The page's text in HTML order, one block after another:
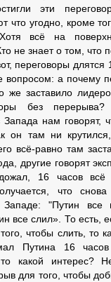
эти
что угодно, кроме
всё на
не знает о том, что
переговоры длятся
вопросом: а почему
же заставило
без
нам говорят,
он там ни
всё-равно там
другие говорят
16 часов
что
Западе: "Путин
все слил». То есть,
чтобы слить, то
Путина 16
то какой интерес?
для того, чтобы